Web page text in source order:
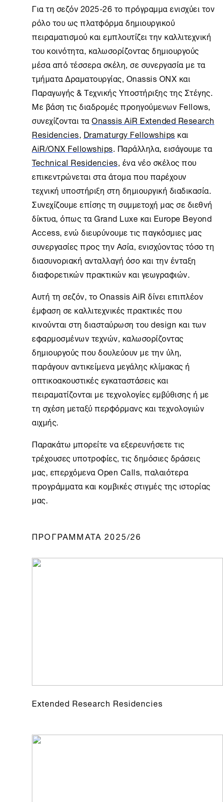
Για τη σεζόν 2025-26 το πρόγραμμα ενισχύει τον
ρόλο του ως πλατφόρμα δημιουργικού
πειραματισμού και εμπλουτίζει την καλλιτεχνική
του κοινότητα, καλωσορίζοντας δημιουργούς
μέσα από τέσσερα σκέλη, σε συνεργασία με τα
τμήματα Δραματουργίας, OnassisONX και
Παραγωγής & Τεχνικής Υποστήριξης της Στέγης.
Με βάση τις διαδρομές προηγούμενων Fellows,
συνεχίζονται ταOnassis AiR Extended Research
Residencies, Dramaturgy Fellowships και
AiR/ONX Fellowships. Παράλληλα, εισάγουμε τα
Technical Residencies, ένα νέο σκέλος που
επικεντρώνεται στα άτομα που παρέχουν
τεχνική υποστήριξη στη δημιουργική διαδικασία.
Συνεχίζουμε επίσης τη συμμετοχή μας σε διεθνή
δίκτυα, όπως τα Grand Luxe και Europe Beyond
Access, ενώ διευρύνουμε τις παγκόσμιες μας
συνεργασίες προς την Ασία, ενισχύοντας τόσο τη
διασυνοριακή ανταλλαγή όσο και την ένταξη
διαφορετικών πρακτικών και γεωγραφιών.
Αυτή τη σεζόν, τοOnassis AiRδίνει επιπλέον
έμφαση σε καλλιτεχνικές πρακτικές που
κινούνται στη διασταύρωση του design και των
εφαρμοσμένων τεχνών, καλωσορίζοντας
δημιουργούς που δουλεύουν με την ύλη,
παράγουν αντικείμενα μεγάλης κλίμακας ή
οπτικοακουστικές εγκαταστάσεις και
πειραματίζονται με τεχνολογίες εμβύθισης ή με
τη σχέση μεταξύ περφόρμανς και τεχνολογιών
αιχμής.
Παρακάτω μπορείτε να εξερευνήσετε τις
τρέχουσες υποτροφίες, τις δημόσιες δράσεις
μας, επερχόμεναOpen Calls, παλαιότερα
προγράμματα και κομβικές στιγμές της ιστορίας
μας.
ΠΡΟΓΡΑΜΜΑΤΑ 2025/26
Extended Research Residencies